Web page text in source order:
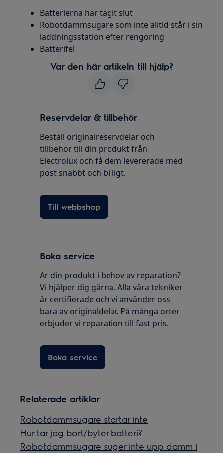
Batterierna har tagit slut
Robotdammsugare som inte alltid står i sin
laddningsstation efter rengöring
Batterifel
Var den här artikeln till hjälp?
Reservdelar & tillbehör
Beställ originalreservdelar och
tillbehör till din produkt från
Electrolux och få dem levererade med
post snabbt och billigt.
Till webbshop
Boka service
Är din produkt i behov av reparation?
Vi hjälper dig gärna. Alla våra tekniker
är certifierade och vi använder oss
bara av originaldelar. På många orter
erbjuder vi reparation till fast pris.
Boka service
Relaterade artiklar
Robotdammsugare startar inte
Hur tar jag bort/byter batteri?
Robotdammsugare suger inte upp damm i